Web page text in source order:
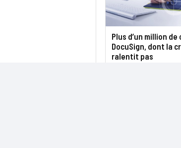
Plus d’un million
DocuSign, dont la
ralentit pas